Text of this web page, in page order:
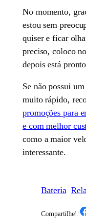
No momento,
estou sem
quiser e ficar
preciso, coloco
depois está
Se não possui
muito rápido,
promoções para
e com melhor
como a maior
interessante.
Bateria
Compartilhe! /